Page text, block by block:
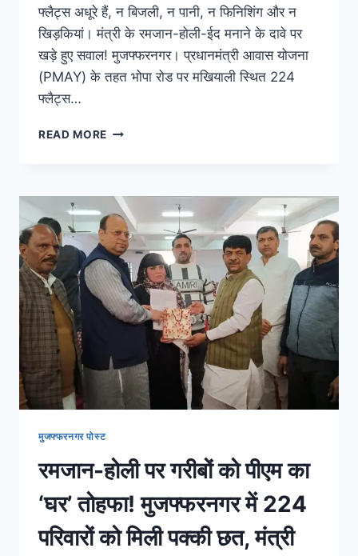
फ्लैट्स अधूरे हैं, न बिजली, न पानी, न फिनिशिंग और न
खिड़कियां। मंत्री के रमजान-होली-ईद मनाने के दावे पर
खड़े हुए सवाल! मुजफ्फरनगर। प्रधानमंत्री आवास योजना
(PMAY) के तहत भोपा रोड पर मखियाली स्थित 224
फ्लैट्स…
READ MORE
मुजफ्फरनगर पोस्ट
रमजान-होली पर गरीबों को पीएम का
‘घर’ तोहफा! मुजफ्फरनगर में 224
परिवारों को मिली पक्की छत, मंत्री